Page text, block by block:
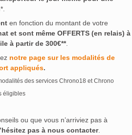
*.
en fonction du montant de votre
et sont même OFFERTS (en relais) à
à partir de 300€**.
notre page sur les modalités de
appliqués.
des services Chrono18 et Chrono
éligibles
ou que vous n’arriviez pas à
pas à nous contacter.